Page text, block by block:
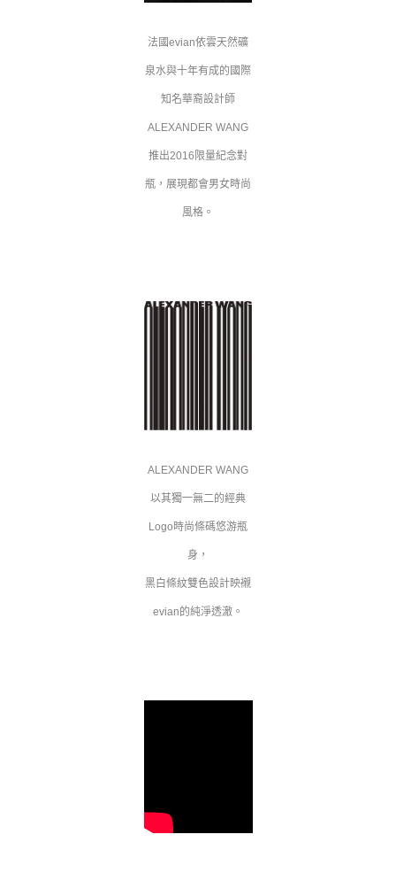
法國evian依雲天然礦
泉水與十年有成的國際
知名華裔設計師
ALEXANDER WANG
推出2016限量紀念對
瓶，展現都會男女時尚
風格。
ALEXANDER WANG
以其獨一無二的經典
Logo時尚條碼悠游瓶
身，
黑白條紋雙色設計映襯
evian的純淨透澈。